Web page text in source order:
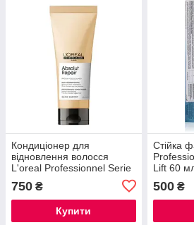
Кондиціонер для
відновлення волосся
L'oreal Professionnel Serie
Expert Absolut Repair 200
мл
750 ₴
Купити
Стійка
Lift 60
500₴